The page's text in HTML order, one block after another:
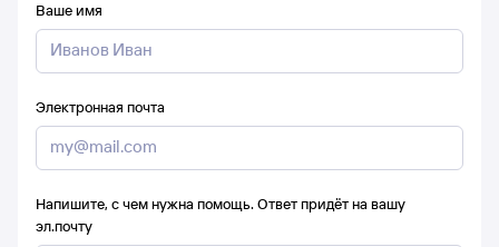
Ваше имя
Электронная почта
Напишите, с чем нужна помощь. Ответ придёт на вашу
эл.почту